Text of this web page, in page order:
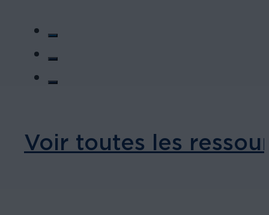
Voir toutes les